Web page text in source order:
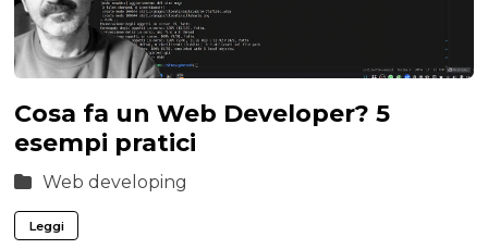
Cosa fa un Web Developer? 5
esempi pratici
Web developing
Leggi